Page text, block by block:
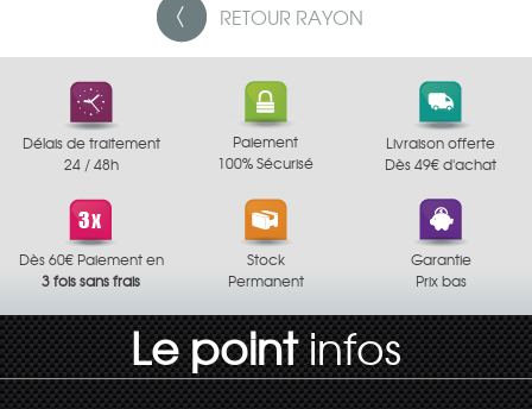
RETOUR RAYON
Délais de traitement
24 / 48h
Paiement
100% Sécurisé
Livraison offerte
Dès 49€ d'achat
Dès 60€ Paiement en
3 fois sans frais
Stock
Permanent
Garantie
Prix bas
Le pointinfos